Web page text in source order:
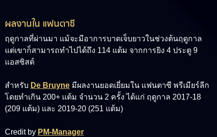
ผลงานใน แฟนตาซี
ฤดูกาลที่ผ่านมา แม้จะมีอาการบาดเจ็บยาวในช่วงต้นฤดูกาล
แต่เขาก็สามารถทำไปได้ถึง 114 แต้ม จากการยิง 4 ประตู 9
แอสซิสต์
สำหรับ De Bruyne มีผลงานยอดเยี่ยมใน แฟนตาซี พรีเมียร์ลีก
โดยทำเกิน 200+ แต้ม จำนวน 2 ครั้ง ได้แก่ ฤดูกาล 2017-18
(209 แต้ม) และ 2019-20 (251 แต้ม)
Credit by PM-Manager